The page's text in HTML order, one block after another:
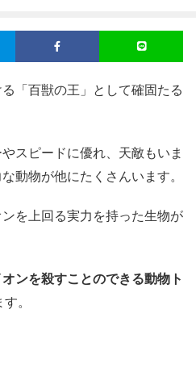
「百獣の王」として確固たる
スピードに優れ、天敵もいま
動物が他にたくさんいます。
を上回る実力を持った生物が
オンを殺すことのできる動物ト
。